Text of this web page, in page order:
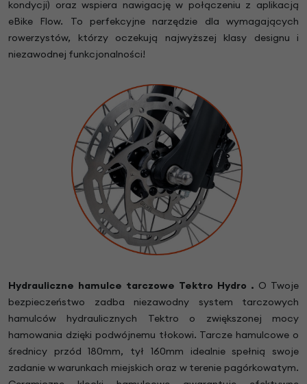
kondycji) oraz wspiera nawigację w połączeniu z aplikacją
eBike Flow. To perfekcyjne narzędzie dla wymagających
rowerzystów, którzy oczekują najwyższej klasy designu i
niezawodnej funkcjonalności!
Hydrauliczne hamulce tarczowe Tektro Hydro . O Twoje
bezpieczeństwo zadba niezawodny system tarczowych
hamulców hydraulicznych Tektro o zwiększonej mocy
hamowania dzięki podwójnemu tłokowi. Tarcze hamulcowe o
średnicy przód 180mm, tył 160mm idealnie spełnią swoje
zadanie w warunkach miejskich oraz w terenie pagórkowatym.